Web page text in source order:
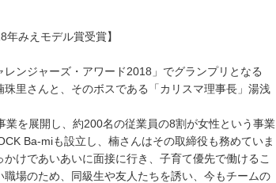
みえモデル賞受賞】
ンジャーズ・アワード2018」でグランプリとなる
里さんと、そのボスである「カリスマ理事長」湯浅
を展開し、約200名の従業員の8割が女性という事業
Ba-miも設立し、楠さんはその取締役も務めていま
けであいあいに面接に行き、子育て優先で働けるこ
場のため、同級生や友人たちを誘い、今もチームの